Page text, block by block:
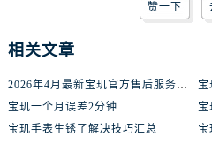
赞一下
相关文章
2026年4月最新宝玑官方售后服务中心网点考察报告（新址）
宝
宝玑一个月误差2分钟
宝
宝玑手表生锈了解决技巧汇总
宝